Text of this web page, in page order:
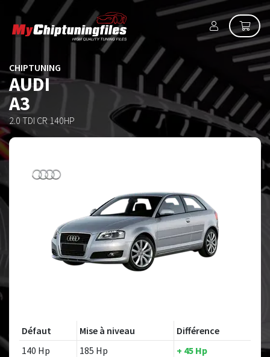
CHIPTUNING
AUDI
A3
2.0 TDI CR 140HP
Défaut Mise à niveau
Différence
140 Hp
185 Hp
+ 45 Hp